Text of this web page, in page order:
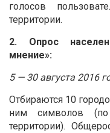
голосов
территории.
2. Опрос
мнение»:
5 — 30 августа 2016
Отбираются 10
ним символов
территории).